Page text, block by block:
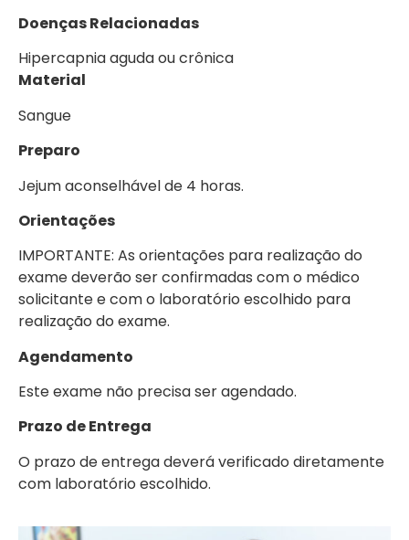
Doenças Relacionadas
Hipercapnia aguda ou crônica
Material
Sangue
Preparo
Jejum aconselhável de 4 horas.
Orientações
IMPORTANTE: As orientações para realização do
exame deverão ser confirmadas com o médico
solicitante e com o laboratório escolhido para
realização do exame.
Agendamento
Este exame não precisa ser agendado.
Prazo de Entrega
O prazo de entrega deverá verificado diretamente
com laboratório escolhido.